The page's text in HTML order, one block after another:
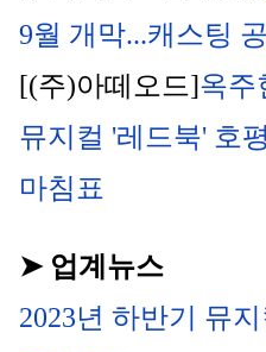
9월 개막...캐스팅
[(주)아떼오드]옥주
뮤지컬 '레드북' 호
마침표
➤ 업계뉴스
2023년 하반기 뮤지